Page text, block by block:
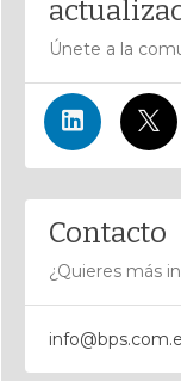
Únete a la
Contacto
¿Quieres más